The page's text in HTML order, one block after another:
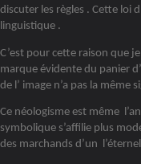
discuter les règles . Cette loi
linguistique .
C’est pour cette raison que
marque évidente du panier
de l’ image n’a pas la
Ce néologisme est même
symbolique s’affilie plus
des marchands d’un